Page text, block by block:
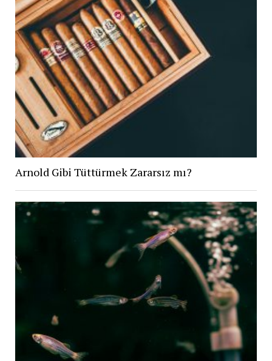
Arnold Gibi Tüttürmek Zararsız mı?